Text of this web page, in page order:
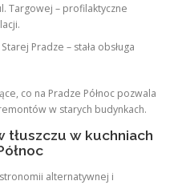
Targowej – profilaktyczne
Pradze – stała obsługa
co na Pradze Północ pozwala
w starych budynkach.
w kuchniach
alternatywnej i